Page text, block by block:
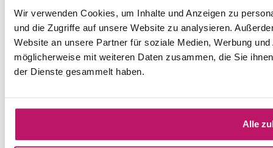
Wir verwenden Cookies, um Inhalte und Anzeigen zu
und die Zugriffe auf unsere Website zu analysieren.
Website an unsere Partner für soziale Medien, Werbung
möglicherweise mit weiteren Daten zusammen, die Sie
der Dienste gesammelt haben.
Alle